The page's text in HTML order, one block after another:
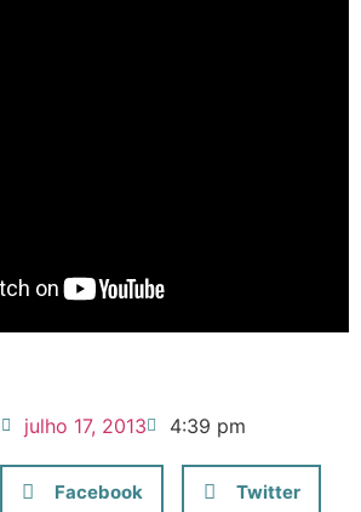
julho 17, 2013 4:39 pm
Facebook Twitter